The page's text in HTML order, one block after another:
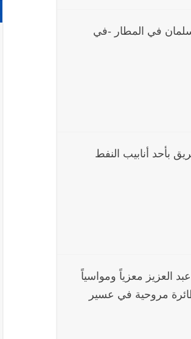
في المطار -في
بأحد أنابيب النفط
العزيز معزياً ومواسياً
مروحية في عسير